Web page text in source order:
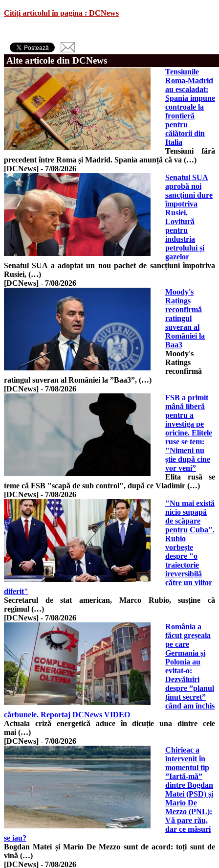
Citiți articolul în pagina : DCNews
Alte articole din DCNews
Tensiunile
Roma-Madrid
au escaladat:
Spania impune
controale la
frontieră
pentru
călătorii din
Italia
Tensiuni fără
precedent între Roma și Madrid. Spania anunță că va (…)
[DCNews] - 7/08/2026
Senatul SUA
aprobă noi
sancțiuni dure
împotriva
Rusiei.
Lovitură
pentru
industria
petrolului și
gazelor
Senatul SUA a adoptat un nou pachet de sancțiuni împotriva
Rusiei, (…)
[DCNews] - 7/08/2026
Moody's
Ratings
reconfirmă
ratingul
suveran al
României la
Baa3
Moody's
Ratings
reconfirmã
ratingul suveran al României la ”Baa3”, (…)
[DCNews] - 7/08/2026
FSB a primit
mână liberă
pentru a
investiga pe
oricine. Elitele
ruse se tem:
"Nimeni nu
știe după cine
vor veni”
Elita rusă se
teme că FSB "scapă de sub control", după ce Vladimir (…)
[DCNews] - 7/08/2026
"Nu mai există
nicio supapă
de scăpare
pentru Cuba".
Rubio
vorbește
despre "o
traiectorie
ireversibilă
către un viitor
diferit"
Secretarul de stat american, Marco Rubio, susține că
regimul (…)
[DCNews] - 7/08/2026
România a
făcut greșeala
pe care
Germania și
Polonia au
evitat-o:
Dezvăluiri
despre ”planul
ținut secret”
când am închis
cărbunele. Reportaj DCNews VIDEO
Actuala criză energetică aduce în dicuție una dintre cele
mai (…)
[DCNews] - 7/08/2026
Chirieac a
intervenit în
momentul tip
”Iartă-mă”
dintre Bogdan
Matei (PSD) și
Mario De
Mezzo (PNL):
Vă pare rău,
dar ce măsuri
se iau?
Bogdan Matei și Mario De Mezzo sunt de acord: toți sunt de
vină (…)
[DCNews] - 7/08/2026